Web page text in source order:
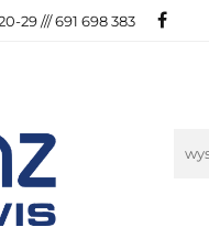
29 /// 691 698 383